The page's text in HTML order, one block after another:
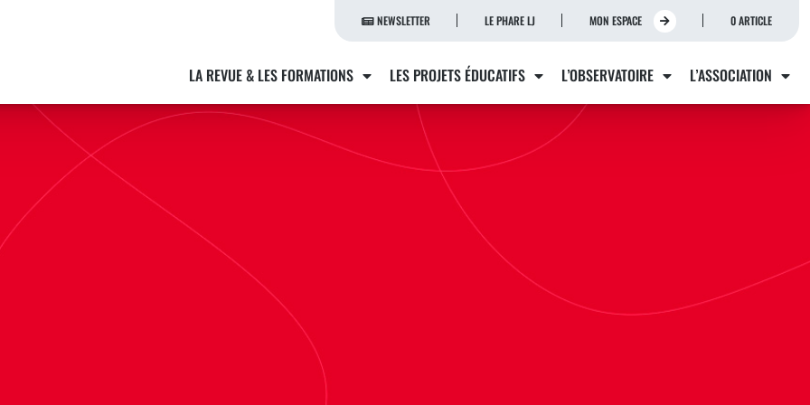
NEWSLETTER LE PHARE LJ MON ESPACE 0 ARTICLE
LA REVUE & LES FORMATIONS LES PROJETS ÉDUCATIFS L’OBSERVATOIRE L’ASSOCIATION